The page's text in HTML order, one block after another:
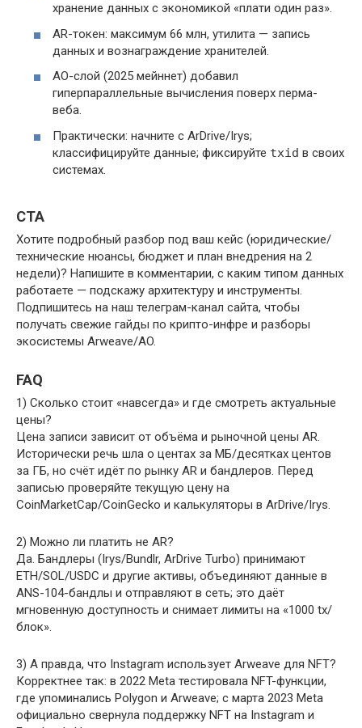
хранение данных с экономикой «плати один раз».
AR-токен: максимум 66 млн, утилита — запись
данных и вознаграждение хранителей.
AO-слой (2025 мейннет) добавил
гиперпараллельные вычисления поверх перма-
веба.
Практически: начните с ArDrive/Irys;
классифицируйте данные; фиксируйте txid в своих
системах.
CTA
Хотите подробный разбор под ваш кейс (юридические/
технические нюансы, бюджет и план внедрения на 2
недели)? Напишите в комментарии, с каким типом данных
работаете — подскажу архитектуру и инструменты.
Подпишитесь на наш телеграм-канал сайта, чтобы
получать свежие гайды по крипто-инфре и разборы
экосистемы Arweave/AO.
FAQ
1) Сколько стоит «навсегда» и где смотреть актуальные
цены?
Цена записи зависит от объёма и рыночной цены AR.
Исторически речь шла о центах за МБ/десятках центов
за ГБ, но счёт идёт по рынку AR и бандлеров. Перед
записью проверяйте текущую цену на
CoinMarketCap/CoinGecko и калькуляторы в ArDrive/Irys.
2) Можно ли платить не AR?
Да. Бандлеры (Irys/Bundlr, ArDrive Turbo) принимают
ETH/SOL/USDC и другие активы, объединяют данные в
ANS-104-бандлы и отправляют в сеть; это даёт
мгновенную доступность и снимает лимиты на «1000 tx/
блок».
3) А правда, что Instagram использует Arweave для NFT?
Корректнее так: в 2022 Meta тестировала NFT-функции,
где упоминались Polygon и Arweave; с марта 2023 Meta
официально свернула поддержку NFT на Instagram и